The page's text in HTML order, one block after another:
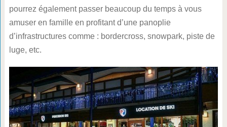
pourrez également passer beaucoup du temps à vous
amuser en famille en profitant d’une panoplie
d’infrastructures comme : bordercross, snowpark, piste de
luge, etc.